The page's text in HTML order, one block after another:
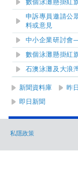
數個泳灘懸掛紅
申訴專員邀請公
料或意見
中小企業研討會
數個泳灘懸掛紅
石澳泳灘及大浪
新聞資料庫
昨
即日新聞
私隱政策